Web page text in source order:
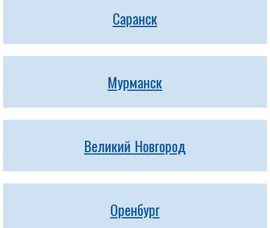
Саранск
Мурманск
Великий Новгород
Оренбург